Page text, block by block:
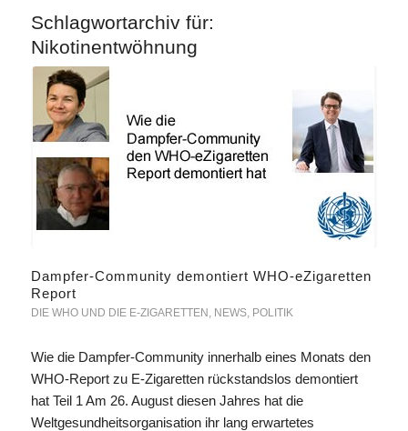
Schlagwortarchiv für:
Nikotinentwöhnung
Dampfer-Community demontiert WHO-eZigaretten
Report
DIE WHO UND DIE E-ZIGARETTEN , NEWS, POLITIK
Wie die Dampfer-Community innerhalb eines Monats den
WHO-Report zu E-Zigaretten rückstandslos demontiert
hat Teil 1 Am 26. August diesen Jahres hat die
Weltgesundheitsorganisation ihr lang erwartetes